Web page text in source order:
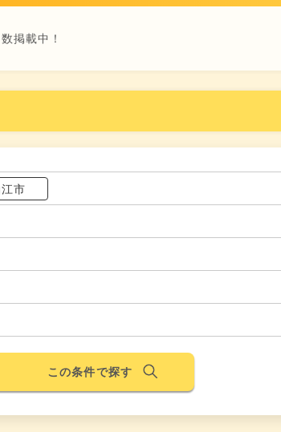
掲載中！
市
この条件で探す